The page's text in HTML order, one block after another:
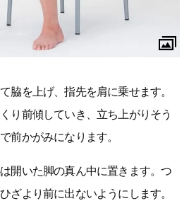
脇を上げ、指先を肩に乗せます。
り前傾していき、立ち上がりそう
前かがみになります。
開いた脚の真ん中に置きます。つ
ざより前に出ないようにします。